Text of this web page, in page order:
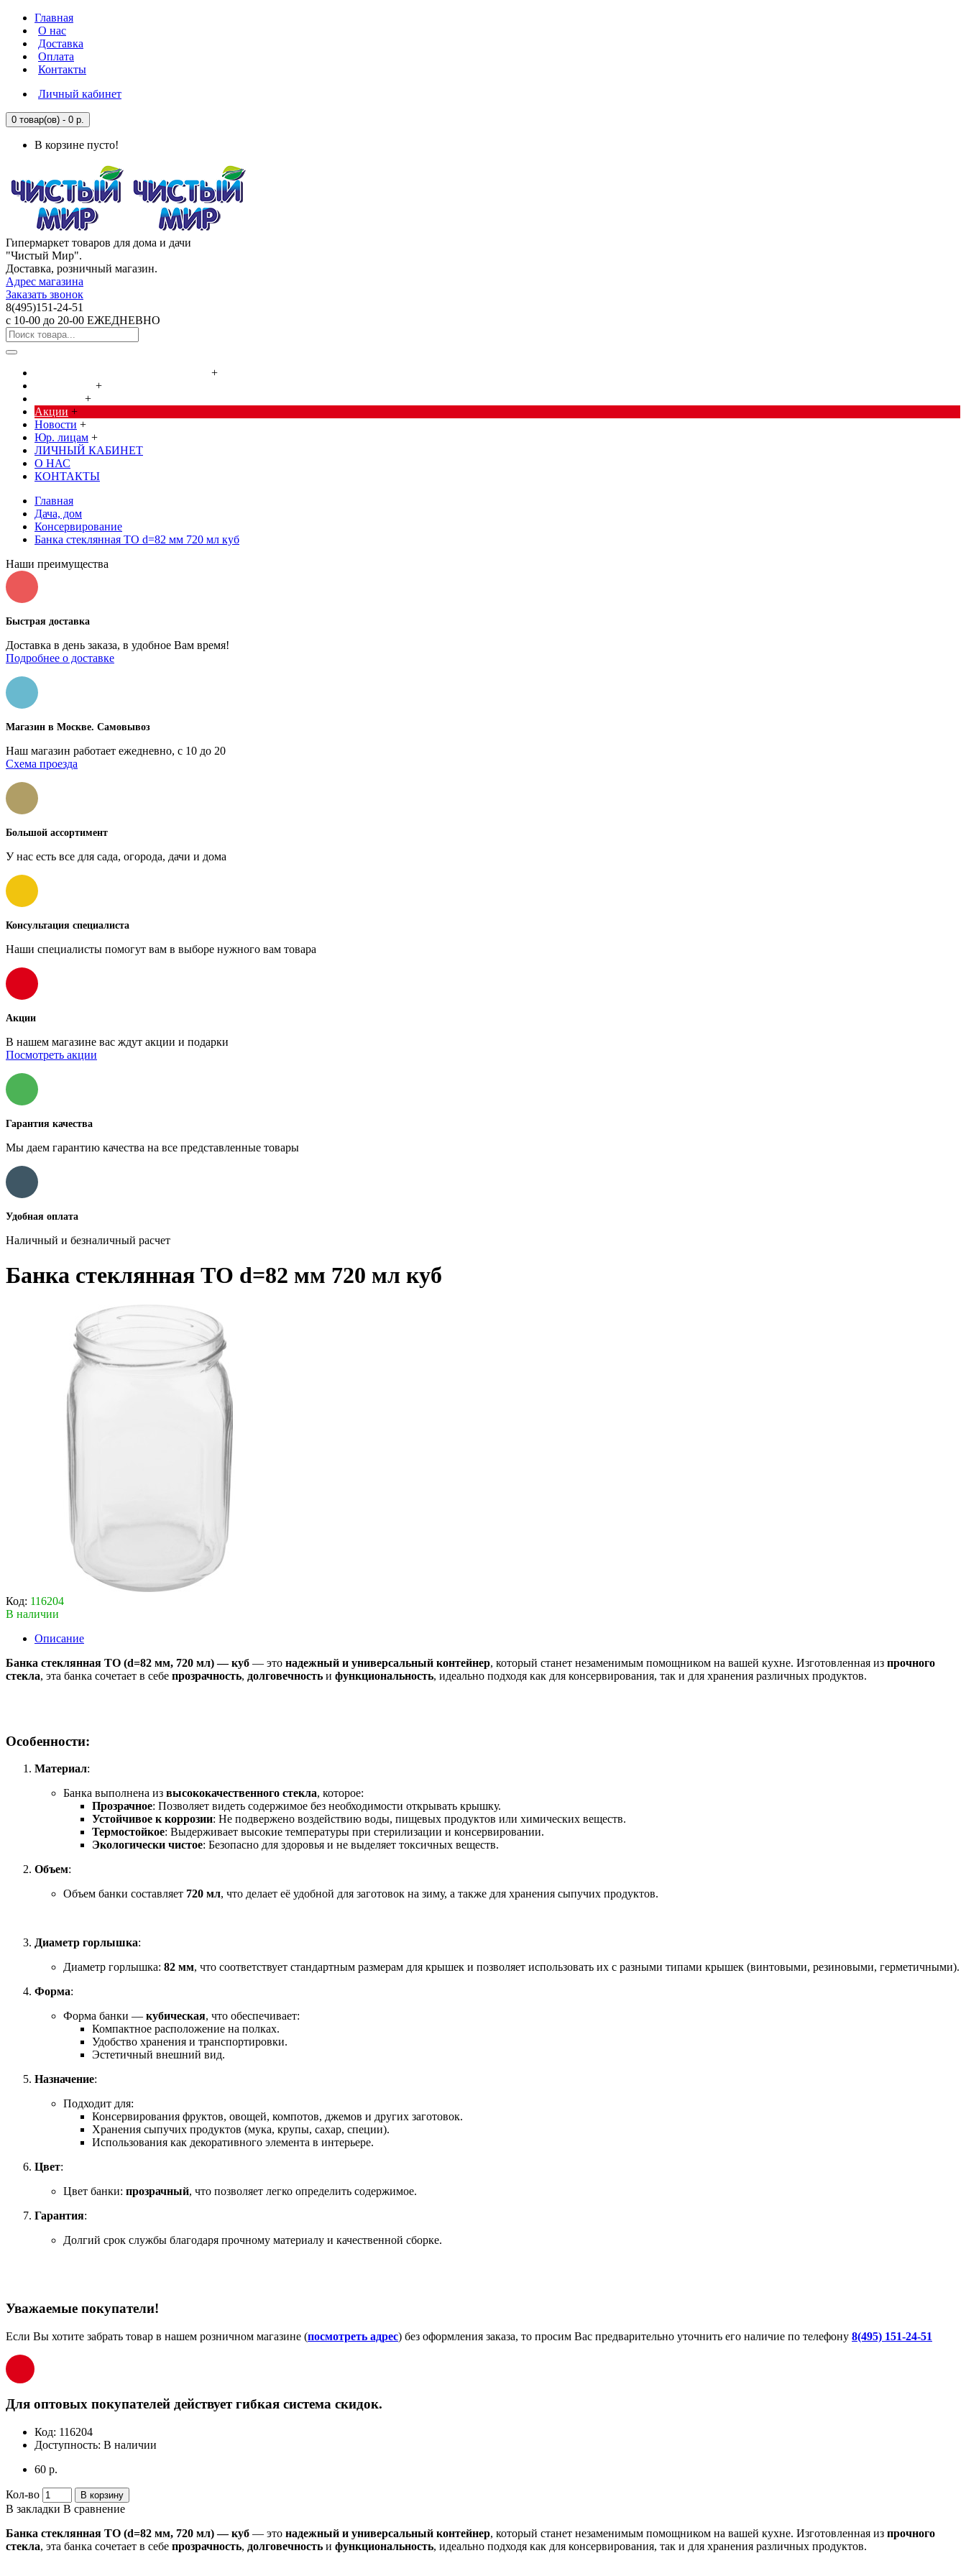
Главная
О нас
Доставка
Оплата
Контакты
Личный кабинет
0 товар(ов) - 0 р.
В корзине пусто!
Гипермаркет товаров для дома и дачи
"Чистый Мир".
Доставка, розничный магазин.
Адрес магазина
Заказать звонок
8(495)151-24-51
с 10-00 до 20-00 ЕЖЕДНЕВНО
+
+
+
Акции +
Новости +
Юр. лицам +
ЛИЧНЫЙ КАБИНЕТ
О НАС
КОНТАКТЫ
Главная
Дача, дом
Консервирование
Банка стеклянная ТО d=82 мм 720 мл куб
Наши преимущества
Быстрая доставка
Доставка в день заказа, в удобное Вам время!
Подробнее о доставке
Магазин в Москве. Самовывоз
Наш магазин работает ежедневно, с 10 до 20
Схема проезда
Большой ассортимент
У нас есть все для сада, огорода, дачи и дома
Консультация специалиста
Наши специалисты помогут вам в выборе нужного вам товара
Акции
В нашем магазине вас ждут акции и подарки
Посмотреть акции
Гарантия качества
Мы даем гарантию качества на все представленные товары
Удобная оплата
Наличный и безналичный расчет
Банка стеклянная ТО d=82 мм 720 мл куб
Код: 116204
В наличии
Описание
Банка стеклянная ТО (d=82 мм, 720 мл) — куб — это надежный и универсальный контейнер, который станет незаменимым помощником на вашей кухне. Изготовленная из прочного
стекла, эта банка сочетает в себе прозрачность, долговечность и функциональность, идеально подходя как для консервирования, так и для хранения различных продуктов.
Особенности:
Материал:
Банка выполнена из высококачественного стекла, которое:
Прозрачное: Позволяет видеть содержимое без необходимости открывать крышку.
Устойчивое к коррозии: Не подвержено воздействию воды, пищевых продуктов или химических веществ.
Термостойкое: Выдерживает высокие температуры при стерилизации и консервировании.
Экологически чистое: Безопасно для здоровья и не выделяет токсичных веществ.
Объем:
Объем банки составляет 720 мл, что делает её удобной для заготовок на зиму, а также для хранения сыпучих продуктов.
Диаметр горлышка:
Диаметр горлышка: 82 мм, что соответствует стандартным размерам для крышек и позволяет использовать их с разными типами крышек (винтовыми, резиновыми, герметичными).
Форма:
Форма банки — кубическая, что обеспечивает:
Компактное расположение на полках.
Удобство хранения и транспортировки.
Эстетичный внешний вид.
Назначение:
Подходит для:
Консервирования фруктов, овощей, компотов, джемов и других заготовок.
Хранения сыпучих продуктов (мука, крупы, сахар, специи).
Использования как декоративного элемента в интерьере.
Цвет:
Цвет банки: прозрачный, что позволяет легко определить содержимое.
Гарантия:
Долгий срок службы благодаря прочному материалу и качественной сборке.
Уважаемые покупатели!
Если Вы хотите забрать товар в нашем розничном магазине (посмотреть адрес) без оформления заказа, то просим Вас предварительно уточнить его наличие по телефону 8(495) 151-24-51
Для оптовых покупателей действует гибкая система скидок.
Код: 116204
Доступность: В наличии
60 р.
Кол-во В корзину
В закладки В сравнение
Банка стеклянная ТО (d=82 мм, 720 мл) — куб — это надежный и универсальный контейнер, который станет незаменимым помощником на вашей кухне. Изготовленная из прочного
стекла, эта банка сочетает в себе прозрачность, долговечность и функциональность, идеально подходя как для консервирования, так и для хранения различных продуктов.